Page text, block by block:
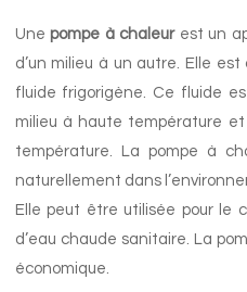
Unepompe à chaleurest un
d’un milieu à un autre. Elle
fluide frigorigène. Ce fluide
milieu à haute température
température. La pompe à
naturellement dans
Elle peut être utilisée pour le
d’eau chaude sanitaire. La
économique.